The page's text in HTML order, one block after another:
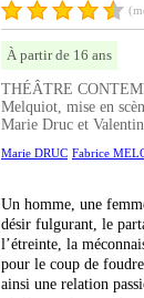
À partir de 16 ans
THÉÂTRE
Melquiot, mise en
Marie Druc et
Marie DRUC Fabrice
Un homme, une
désir fulgurant, le
l’étreinte, la
pour le coup de
ainsi une relation